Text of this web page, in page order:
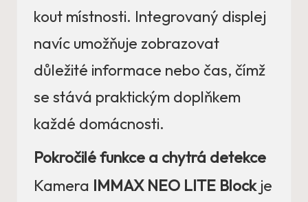
kout místnosti. Integrovaný displej
navíc umožňuje zobrazovat
důležité informace nebo čas, čímž
se stává praktickým doplňkem
každé domácnosti.
Pokročilé funkce a chytrá detekce
Kamera IMMAX NEO LITE Blockje